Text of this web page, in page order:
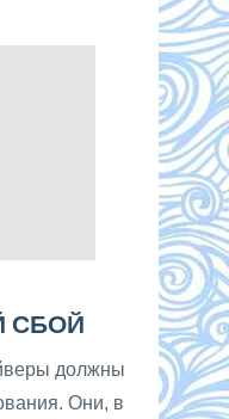
СБОЙ
должны
Они, в